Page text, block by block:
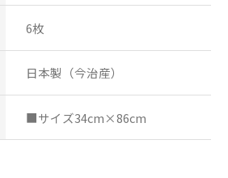
6枚
日本製（今治産）
■サイズ34cm×86cm